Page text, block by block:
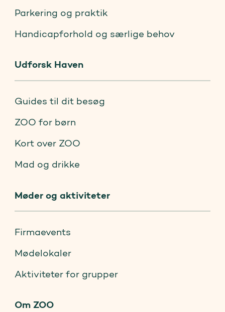
Parkering og praktik
Handicapforhold og særlige behov
Udforsk Haven
Guides til dit besøg
ZOO for børn
Kort over ZOO
Mad og drikke
Møder og aktiviteter
Firmaevents
Mødelokaler
Aktiviteter for grupper
Om ZOO